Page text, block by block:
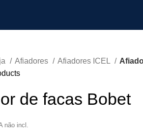
Afiadores Afiadores ICEL
de facas Bobet
não incl.